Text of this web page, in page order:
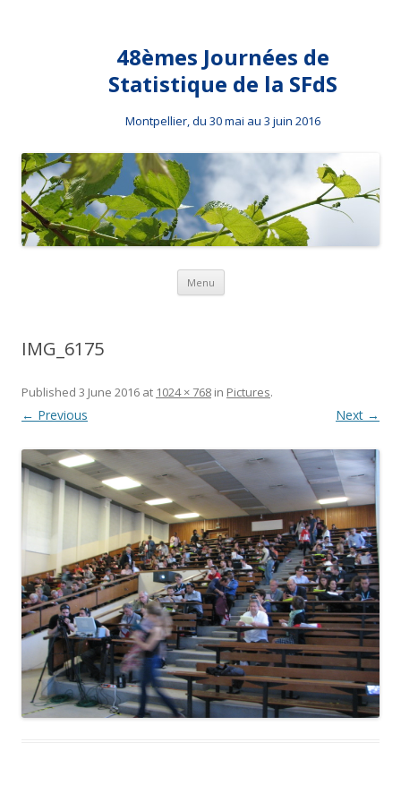
48èmes Journées de
Statistique de la SFdS
Montpellier, du 30 mai au 3 juin 2016
Menu Skip to content
IMG_6175
Published 3 June 2016 at 1024 × 768 in Pictures.
← Previous Next →